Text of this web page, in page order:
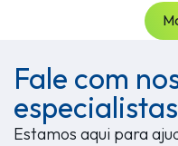
Fale com
especialistas
Estamos aqui para